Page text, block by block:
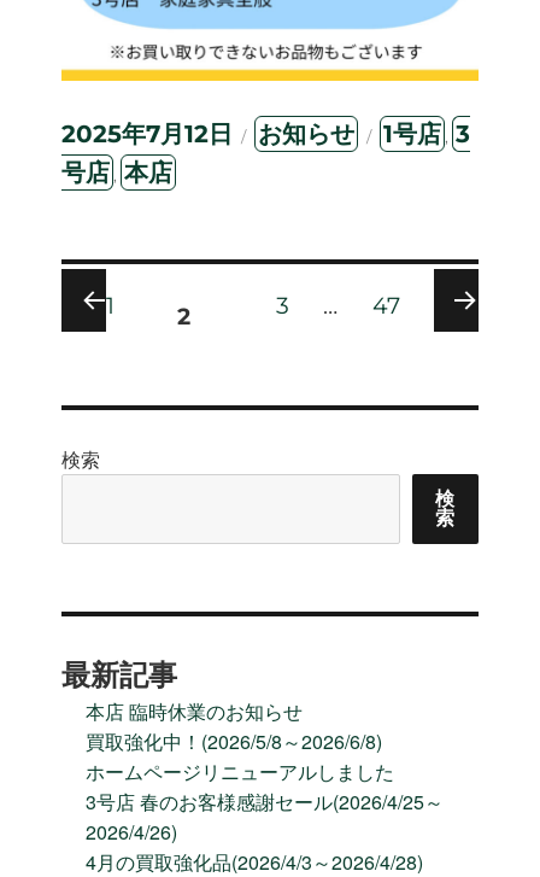
投
稿
日:
2025年7月12日
カ
テ
お知らせ
タ
グ
1号店 , 3
号店 , 本店
投
稿
の
ペ
送
り
ー
固
定
1
ジ2
固
3 …
固
47
ー
検索
検
索
最新記事
本店 臨時休業のお知らせ
買取強化中！(2026/5/8～2026/6/8)
ホームページリニューアルしました
3号店 春のお客様感謝セール(2026/4/25～
2026/4/26)
4月の買取強化品(2026/4/3～2026/4/28)